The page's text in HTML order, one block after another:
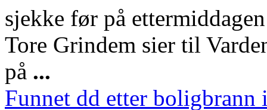
sjekke før på
Tore Grindem sier til
på ...
Funnet dd etter